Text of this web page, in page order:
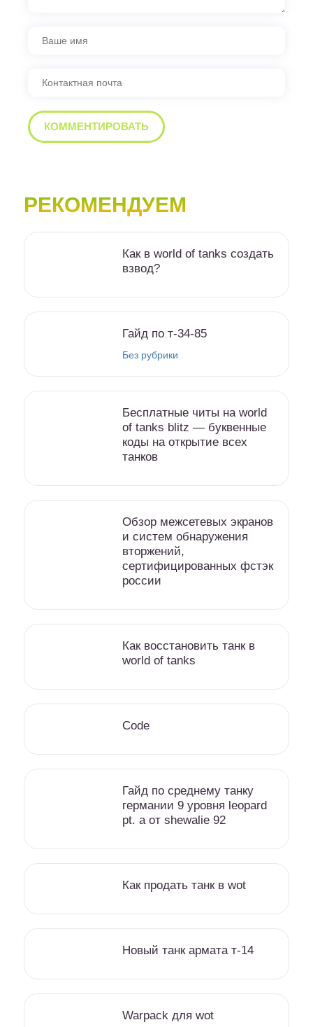
РЕКОМЕНДУЕМ
Как в world of tanks создать
взвод?
Гайд по т-34-85
Без рубрики
Бесплатные читы на world
of tanks blitz — буквенные
коды на открытие всех
танков
Обзор межсетевых экранов
и систем обнаружения
вторжений,
сертифицированных фстэк
россии
Как восстановить танк в
world of tanks
Code
Гайд по среднему танку
германии 9 уровня leopard
pt. a от shewalie 92
Как продать танк в wot
Новый танк армата т-14
Warpack для wot